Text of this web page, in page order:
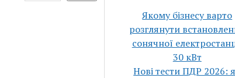
Якому бізнесу варто
розглянути
сонячної
30 кВт
Нові тести ПДР 2026: